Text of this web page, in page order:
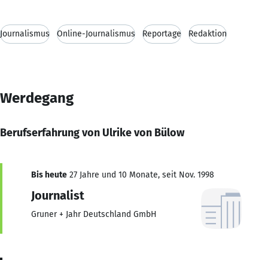
Journalismus Online-Journalismus Reportage Redaktion
Werdegang
Berufserfahrung von Ulrike von Bülow
Bis heute 27 Jahre und 10 Monate, seit Nov. 1998
Journalist
Gruner + Jahr Deutschland GmbH